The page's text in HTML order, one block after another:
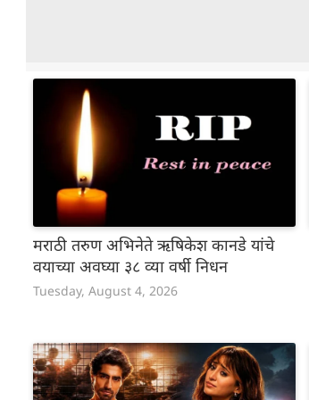
मराठी तरुण अभिनेते ऋषिकेश कानडे यांचे
वयाच्या अवघ्या ३८ व्या वर्षी निधन
Tuesday, August 4, 2026